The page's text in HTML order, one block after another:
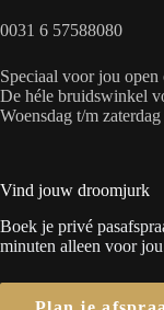
0031 6 57588080
Speciaal voor jou open
De héle bruidswinkel
Woensdag t/m
Vind jouw droomjurk
Boek je privé
minuten alleen voor